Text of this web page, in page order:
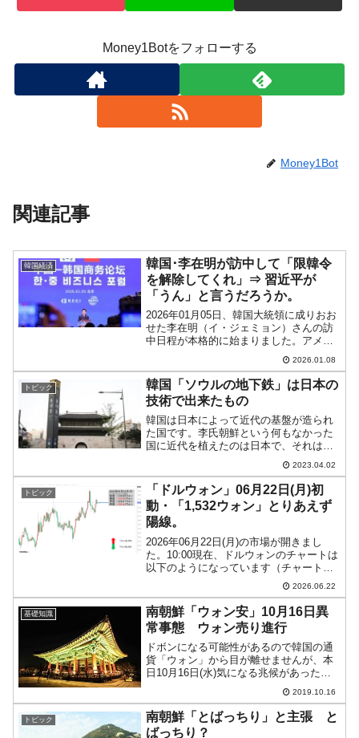
Money1Botをフォローする
Money1Bot
関連記事
韓国経済
韓国･李在明が訪中して「限韓令
を解除してくれ」⇒ 習近平が
「うん」と言うだろうか。
2026年01月05日、韓国大統領に成りおお
せた李在明（イ・ジェミョン）さんの訪
中日程が本格的に始まりました。アメリ
カ合衆国軍のベネズエラ急襲に被る――
という最悪の日程での訪問となった李在
明（イ・ジェミョン）さんですが、面白
い発言を行ってお...
2026.01.08
トピック
韓国「ソウルの地下鉄」は日本の
技術で出来たもの
韓国は日本によって近代の基盤が造られ
た国です。李氏朝鮮という何もなかった
国に近代を植えたのは日本で、それは併
合時代に起こった革命的な変化でした。
しかし、第二次世界大戦が終わって、日
本が手を引いた後も日本の援助は続きま
した。1965年日韓請求...
2023.04.02
トピック
「ドルウォン」06月22日(月)初
動・「1,532ウォン」とりあえず
陽線。
2026年06月22日(月)の市場が開きまし
た。10:00現在、ドルウォンのチャートは
以下のようになっています（チャートは
『Investing.com』より引用）。現在のと
ころ陽線です。とりあえず――ですが。
「1ドル＝1,532ウォン」近辺...
2026.06.22
基礎知識
南朝鮮「ウォン安」10月16日異
常事態 ウォン売り進行
ドボンになる可能性があるので韓国の通
貨「ウォン」から目が離せませんが、本
日10月16日(水)気になる兆候があったの
ご紹介します。以下はドルウォンの日足
チャート(2019年10月16日16時15分まで)
です(チャートは『Investing.c...
2019.10.16
トピック
南朝鮮「とばっちり」と主張 と
ばっちり？